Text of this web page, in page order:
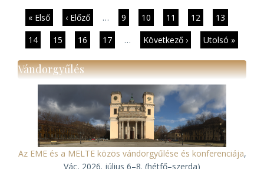
1914)
Oldalszámozás
Első
oldal
« Első
Előző
oldal
‹ Előző … Page
9 Page
10 Page
11 Page
12
Jelenlegi
oldal
13
Page
14 Page
15 Page
16 Page
17 …
Következő
Következő ›
Utolsó
Utolsó »
Vándorgyűlés
Az EME és a MELTE közös vándorgyűlése és konferenciája,
Vác, 2026. július 6–8. (hétfő–szerda)